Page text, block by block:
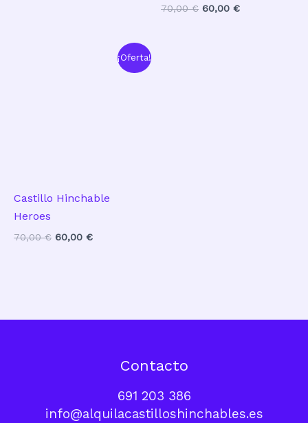
70,00€ El
60,00 €El
¡Oferta!
Castillo Hinchable
Heroes
70,00€ El
60,00 €El
Contacto
691 203 386
info@alquilacastilloshinchables.es